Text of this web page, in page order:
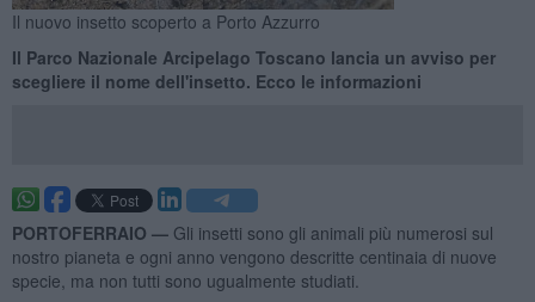
Il nuovo insetto scoperto a Porto Azzurro
Il Parco Nazionale Arcipelago Toscano lancia un avviso per
scegliere il nome dell'insetto. Ecco le informazioni
PORTOFERRAIO — Gli insetti sono gli animali più numerosi sul
nostro pianeta e ogni anno vengono descritte centinaia di nuove
specie, ma non tutti sono ugualmente studiati.